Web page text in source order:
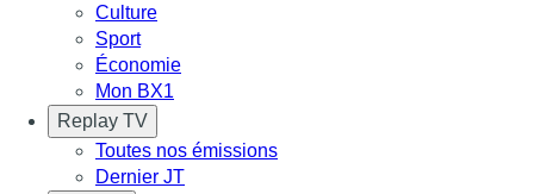
Culture
Sport
Économie
Mon BX1
Replay TV
Toutes nos émissions
Dernier JT